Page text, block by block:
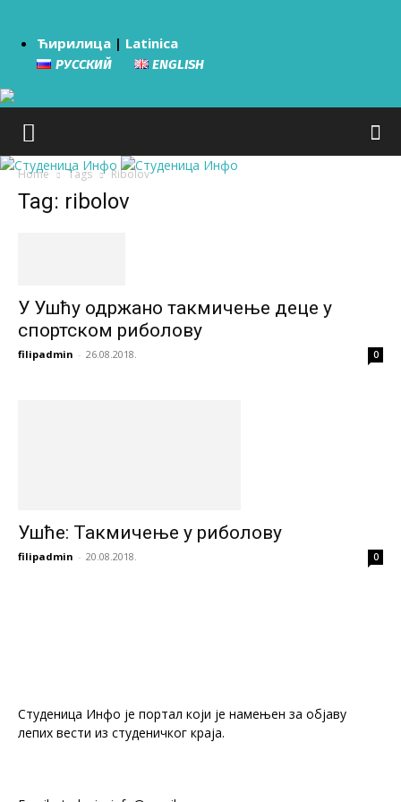
Ћирилица | Latinica
РУССКИЙ ENGLISH
Home Tags Ribolov
Tag: ribolov
У Ушћу одржано такмичење деце у
спортском риболову
filipadmin - 26.08.2018. 0
Ушће: Такмичење у риболову
filipadmin - 20.08.2018. 0
Студеница Инфо је портал који је намењен за објaву
лепих вести из студеничког краја.